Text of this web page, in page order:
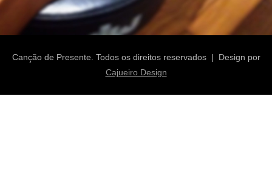
Canção de Presente. Todos os direitos reservados | Design por
Cajueiro Design